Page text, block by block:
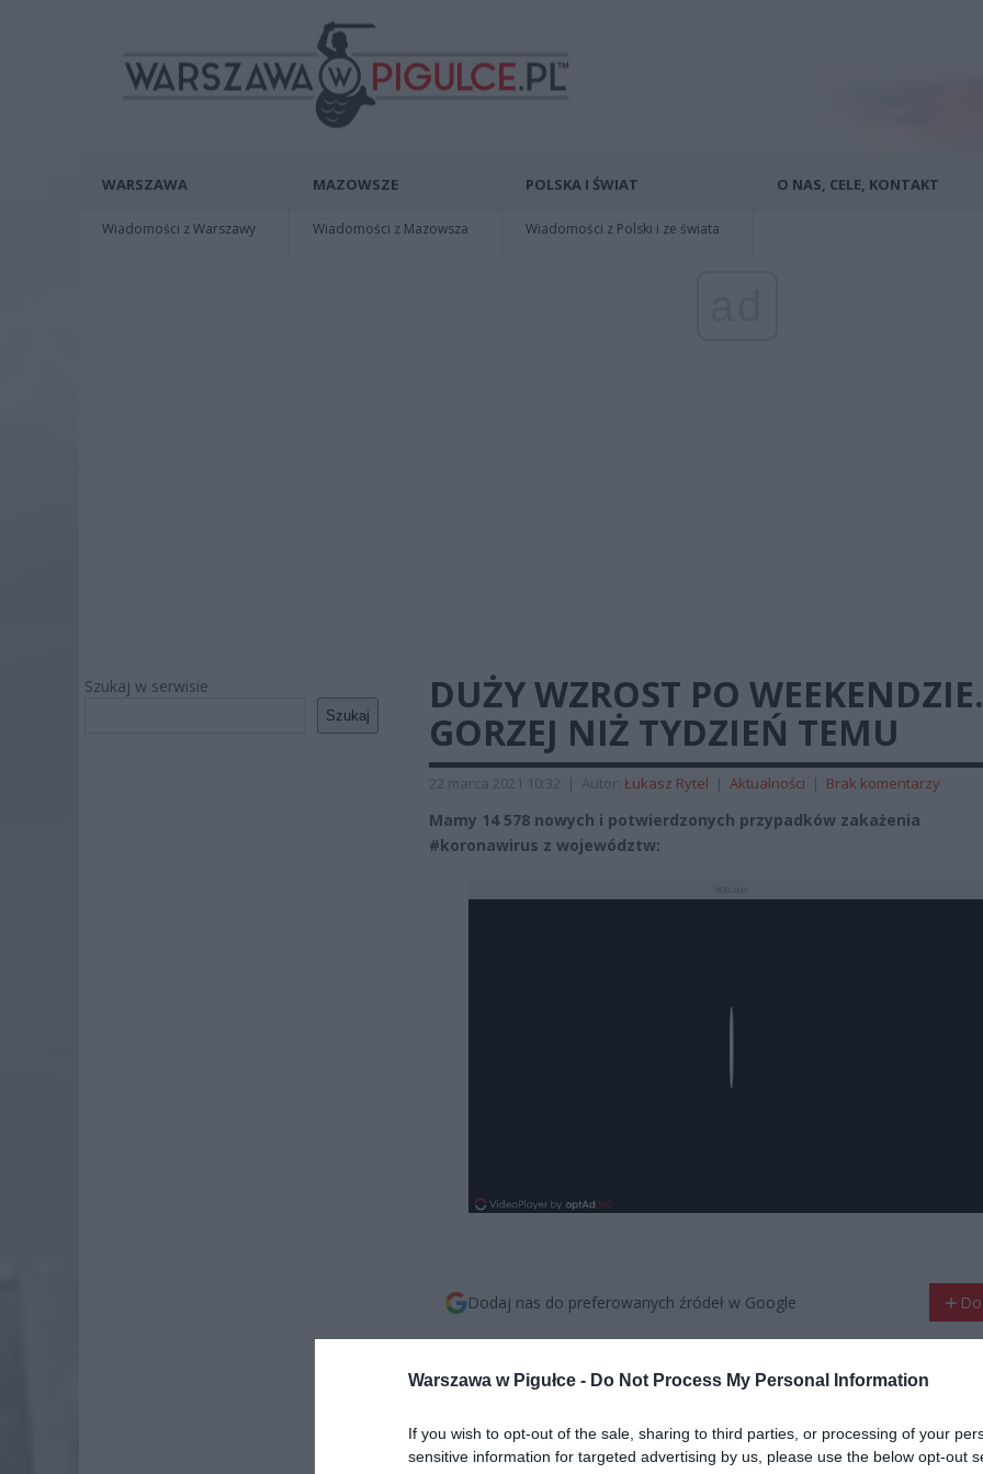
Warszawa w Pigułce - Do Not Process My Personal Information
If you wish to opt-out of the sale, sharing to third parties, or processing of your
sensitive information for targeted advertising by us, please use the below opt-out
WARSZAWA
Wiadomości z Warszawy
MAZOWSZE
Wiadomości z Mazowsza
POLSKA I ŚWIAT
Wiadomości z Polski i ze świata
O NAS, CELE, KONTAKT
Szukaj w serwisie
Szukaj
DUŻY WZROST PO WEEKENDZIE.
GORZEJ NIŻ TYDZIEŃ TEMU
22 marca 2021 10:32 | Autor: Łukasz Rytel | Aktualności | Brak komentarzy
Mamy 14 578 nowych i potwierdzonych przypadków zakażenia
#koronawirus z województw:
Dodaj nas do preferowanych źródeł w Google